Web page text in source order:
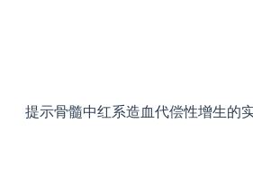
提示骨髓中红系造血代偿性增生的